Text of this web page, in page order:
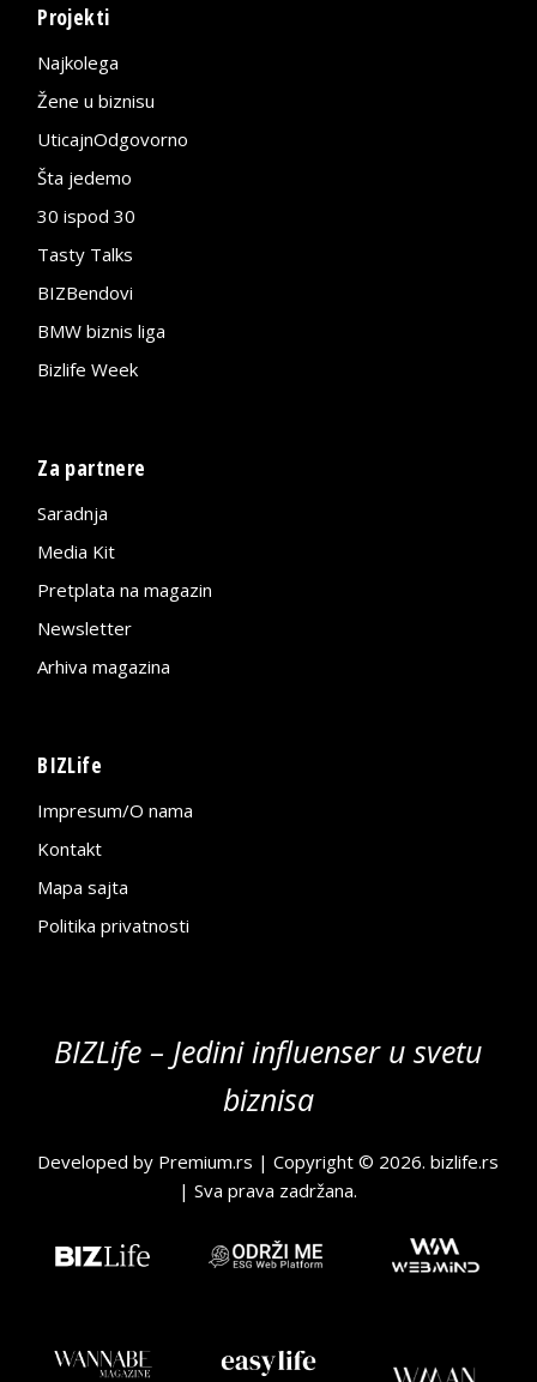
Projekti
Najkolega
Žene u biznisu
UticajnOdgovorno
Šta jedemo
30 ispod 30
Tasty Talks
BIZBendovi
BMW biznis liga
Bizlife Week
Za partnere
Saradnja
Media Kit
Pretplata na magazin
Newsletter
Arhiva magazina
BIZLife
Impresum/O nama
Kontakt
Mapa sajta
Politika privatnosti
BIZLife – Jedini influenser u svetu
biznisa
Developed by Premium.rs | Copyright © 2026.bizlife.rs
| Sva prava zadržana.